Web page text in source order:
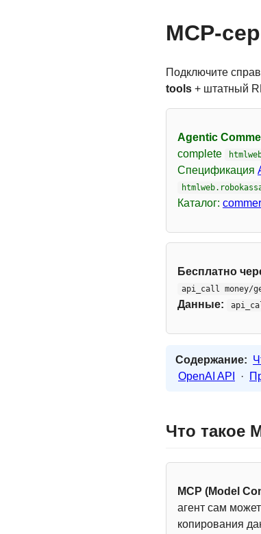
MCP-
Подключите
tools + штатный
Agentic
complete
Спецификация
Каталог:
Бесплатно
api_call money/
Данные:
Содержание:
OpenAI API
·
Что такое
MCP (Model
агент сам
копирования